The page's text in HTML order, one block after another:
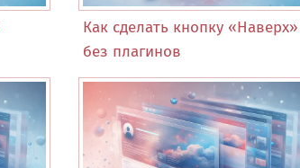
Как сделать кнопку «Наверх»
без плагинов